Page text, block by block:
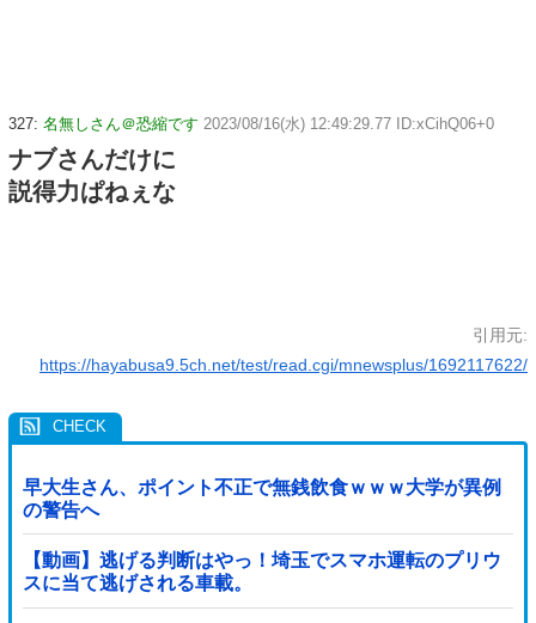
327: 名無しさん＠恐縮です 2023/08/16(水) 12:49:29.77 ID:xCihQ06+0
ナブさんだけに
説得力ぱねぇな
引用元:
https://hayabusa9.5ch.net/test/read.cgi/mnewsplus/1692117622/
早大生さん、ポイント不正で無銭飲食ｗｗｗ大学が異例
の警告へ
【動画】逃げる判断はやっ！埼玉でスマホ運転のプリウ
スに当て逃げされる車載。